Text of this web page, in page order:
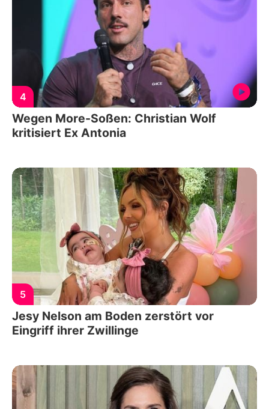
4
Wegen More-Soßen: Christian Wolf
kritisiert Ex Antonia
5
Jesy Nelson am Boden zerstört vor
Eingriff ihrer Zwillinge